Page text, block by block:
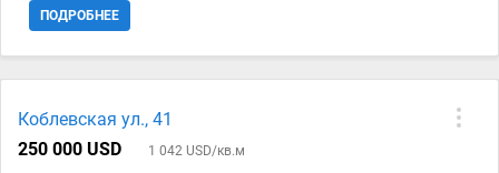
отопление. — Офис продаётся как есть — с мебелью и
оборудованием.
ПОДРОБНЕЕ
Коблевская ул., 41
250 000 USD
1 042 USD/кв.м